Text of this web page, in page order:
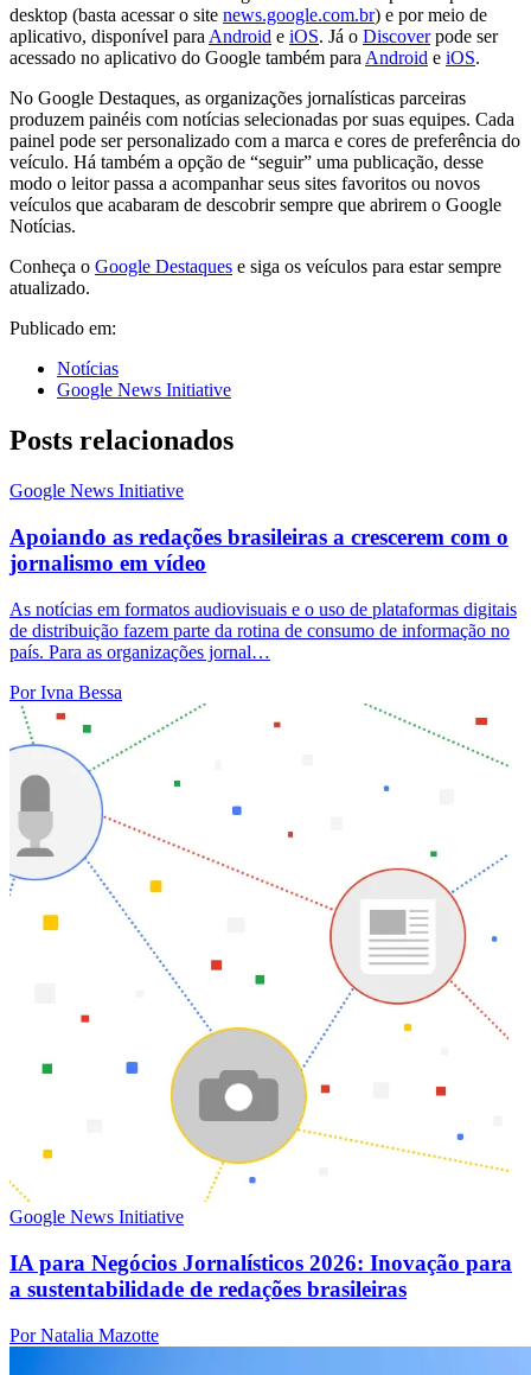
desktop (basta acessar o site news.google.com.br) e por meio de
aplicativo, disponível paraAndroid e iOS. Já o Discoverpode ser
acessado no aplicativo do Google também paraAndroid e iOS.
No Google Destaques, as organizações jornalísticas parceiras
produzem painéis com notícias selecionadas por suas equipes. Cada
painel pode ser personalizado com a marca e cores de preferência do
veículo. Há também a opção de “seguir” uma publicação, desse
modo o leitor passa a acompanhar seus sites favoritos ou novos
veículos que acabaram de descobrir sempre que abrirem o Google
Notícias.
Conheça o Google Destaques e siga os veículos para estar sempre
atualizado.
Publicado em:
Notícias
Google News Initiative
Posts relacionados
Google News Initiative
Apoiando as redações brasileiras a crescerem com o
jornalismo em vídeo
As notícias em formatos audiovisuais e o uso de plataformas digitais
de distribuição fazem parte da rotina de consumo de informação no
país. Para as organizações jornal…
Por Ivna Bessa
Google News Initiative
IA para Negócios Jornalísticos 2026: Inovação para
a sustentabilidade de redações brasileiras
Por Natalia Mazotte